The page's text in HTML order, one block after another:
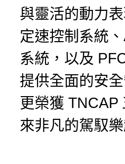
與靈活的動力
定速控制系統
系統，以及
提供全面的安
更榮獲 TNCAP
來非凡的駕馭